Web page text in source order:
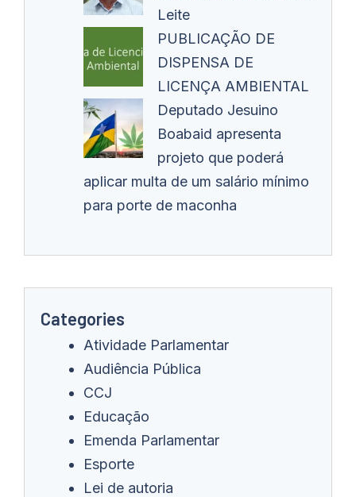
Leite
PUBLICAÇÃO DE
DISPENSA DE
LICENÇA AMBIENTAL
Deputado Jesuino
Boabaid apresenta
projeto que poderá
aplicar multa de um salário mínimo
para porte de maconha
Categories
Atividade Parlamentar
Audiência Pública
CCJ
Educação
Emenda Parlamentar
Esporte
Lei de autoria